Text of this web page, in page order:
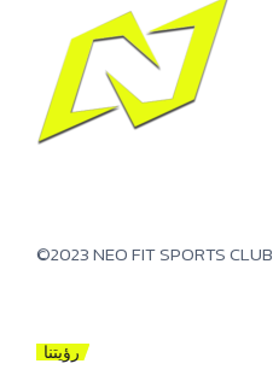
©2023 NEO FIT SPORTS CLUB
رؤيتنا